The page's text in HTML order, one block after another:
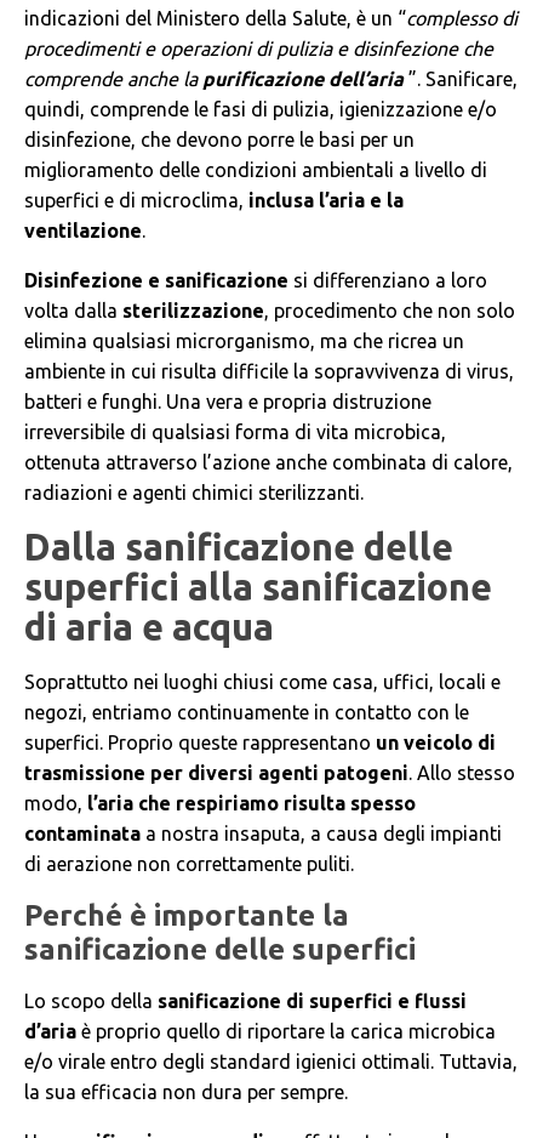
indicazioni del Ministero della Salute, è un “complesso di
procedimenti e operazioni di pulizia e disinfezione che
comprende anche la purificazione dell’aria”. Sanificare,
quindi, comprende le fasi di pulizia, igienizzazione e/o
disinfezione, che devono porre le basi per un
miglioramento delle condizioni ambientali a livello di
superfici e di microclima, inclusa l’aria e la
ventilazione.
Disinfezione e sanificazione si differenziano a loro
volta dalla sterilizzazione, procedimento che non solo
elimina qualsiasi microrganismo, ma che ricrea un
ambiente in cui risulta difficile la sopravvivenza di virus,
batteri e funghi. Una vera e propria distruzione
irreversibile di qualsiasi forma di vita microbica,
ottenuta attraverso l’azione anche combinata di calore,
radiazioni e agenti chimici sterilizzanti.
Dalla sanificazione delle
superfici alla sanificazione
di aria e acqua
Soprattutto nei luoghi chiusi come casa, uffici, locali e
negozi, entriamo continuamente in contatto con le
superfici. Proprio queste rappresentano un veicolo di
trasmissione per diversi agenti patogeni. Allo stesso
modo, l’aria che respiriamo risulta spesso
contaminata a nostra insaputa, a causa degli impianti
di aerazione non correttamente puliti.
Perché è importante la
sanificazione delle superfici
Lo scopo della sanificazione di superfici e flussi
d’aria è proprio quello di riportare la carica microbica
e/o virale entro degli standard igienici ottimali. Tuttavia,
la sua efficacia non dura per sempre.